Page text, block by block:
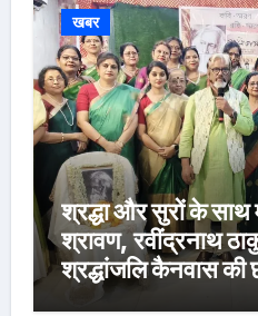
खबर
श्रद्धा और सुरों के साथ
श्रावण, रवींद्रनाथ
श्रद्धांजलि कैनवास की